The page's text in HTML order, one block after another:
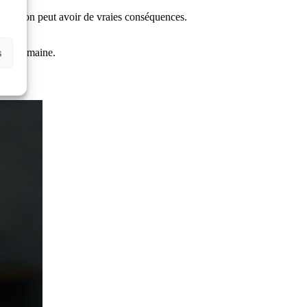
peut avoir de vraies conséquences.
humaine.